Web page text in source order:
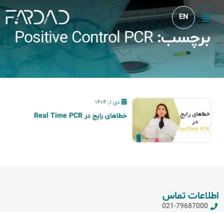
EN
Blog برچسب:Positive Control PCR
دی 1, 1404
خطاهای رایج در Real Time PCR
اطلاعات تماس
021-79687000